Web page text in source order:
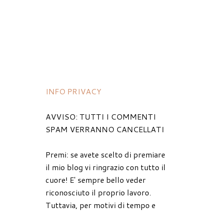
INFO PRIVACY
AVVISO: TUTTI I COMMENTI
SPAM VERRANNO CANCELLATI
Premi: se avete scelto di premiare
il mio blog vi ringrazio con tutto il
cuore! E' sempre bello veder
riconosciuto il proprio lavoro.
Tuttavia, per motivi di tempo e